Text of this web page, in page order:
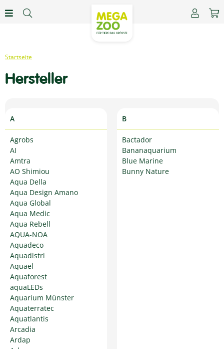
Hersteller
A
Agrobs
AI
Amtra
AO Shimiou
Aqua Della
Aqua Design Amano
Aqua Global
Aqua Medic
Aqua Rebell
AQUA-NOA
Aquadeco
Aquadistri
Aquael
Aquaforest
aquaLEDs
Aquarium Münster
Aquaterratec
Aquatlantis
Arcadia
Ardap
B
Bactador
Bananaquarium
Blue Marine
Bunny Nature